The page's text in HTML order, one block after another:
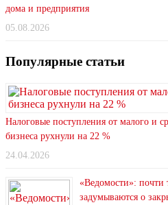
дома и предприятия
05.08.2026
Популярные статьи
Налоговые поступления от малого и
бизнеса рухнули на 22 %
24.04.2026
«Ведомости»: почти
задумываются о